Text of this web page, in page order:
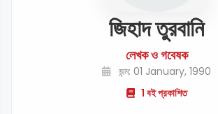
জিহাদ তুরবানি
লেখক ও গবেষক
জন্ম: 01 January, 1990
1 বই প্রকাশিত